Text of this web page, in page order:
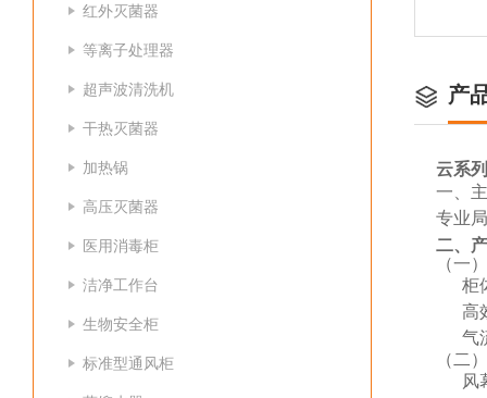
红外灭菌器
等离子处理器
超声波清洗机
干热灭菌器
加热锅
高压灭菌器
医用消毒柜
洁净工作台
生物安全柜
标准型通风柜
产
云系列
一、
专业
二、
（一
柜
高
气
（二
风